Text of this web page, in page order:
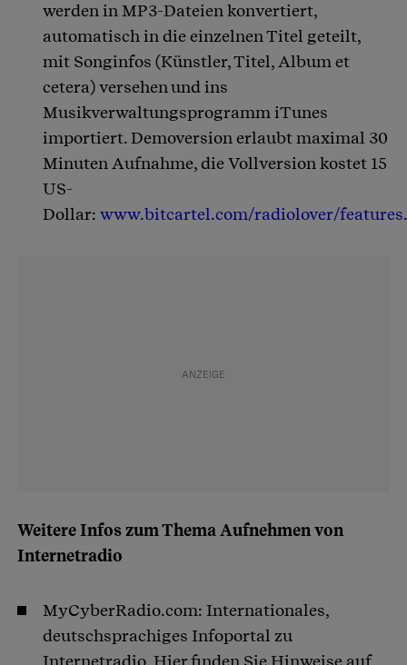
werden in MP3-Dateien konvertiert,
automatisch in die einzelnen Titel geteilt,
mit Songinfos (Künstler, Titel, Album et
cetera) versehen und ins
Musikverwaltungsprogramm iTunes
importiert. Demoversion erlaubt maximal 30
Minuten Aufnahme, die Vollversion kostet 15
US-
Dollar: www.bitcartel.com/radiolover/
Weitere Infos zum Thema Aufnehmen von
Internetradio
MyCyberRadio.com: Internationales,
deutschsprachiges Infoportal zu
Internetradio. Hier finden Sie Hinweise auf